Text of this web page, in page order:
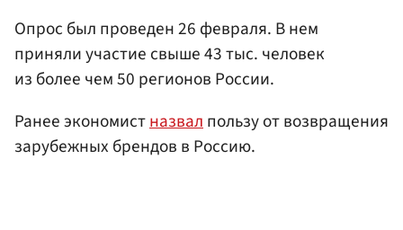
Опрос был проведен 26 февраля. В нем
приняли участие свыше 43 тыс. человек
из более чем 50 регионов России.
Ранее экономистназвалпользу от возвращения
зарубежных брендов в Россию.